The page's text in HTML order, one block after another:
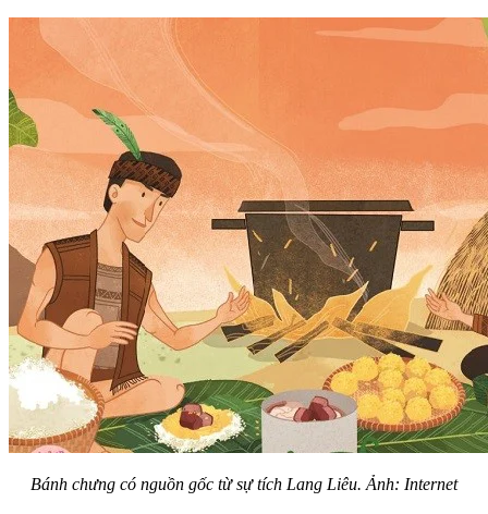
Bánh chưng có nguồn gốc từ sự tích Lang Liêu. Ảnh: Internet